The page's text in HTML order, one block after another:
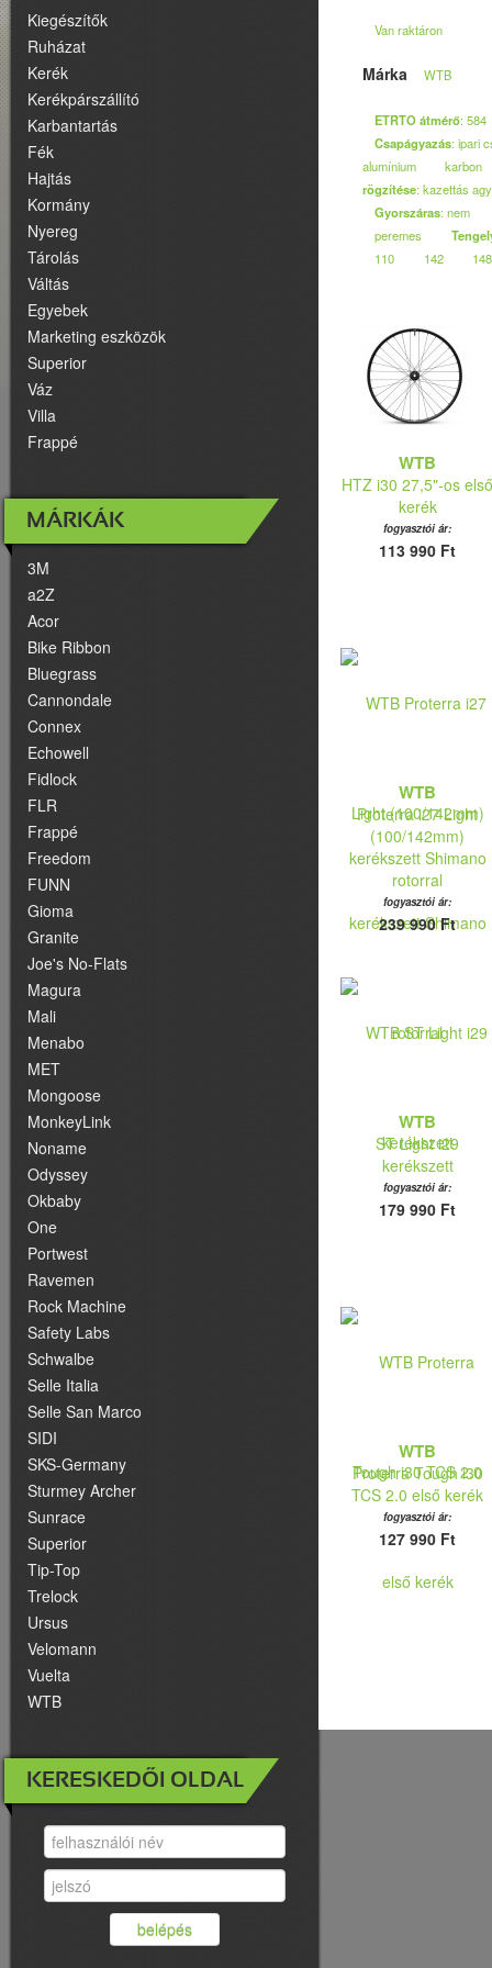
Kiegészítők
Ruházat
Kerék
Kerékpárszállító
Karbantartás
Fék
Hajtás
Kormány
Nyereg
Tárolás
Váltás
Egyebek
Marketing eszközök
Superior
Váz
Villa
Frappé
MÁRKÁK
3M
a2Z
Acor
Bike Ribbon
Bluegrass
Cannondale
Connex
Echowell
Fidlock
FLR
Frappé
Freedom
FUNN
Gioma
Granite
Joe's No-Flats
Magura
Mali
Menabo
MET
Mongoose
MonkeyLink
Noname
Odyssey
Okbaby
One
Portwest
Ravemen
Rock Machine
Safety Labs
Schwalbe
Selle Italia
Selle San Marco
SIDI
SKS-Germany
Sturmey Archer
Sunrace
Superior
Tip-Top
Trelock
Ursus
Velomann
Vuelta
WTB
KERESKEDŐI OLDAL
belépés
Van raktáron
Márka WTB
ETRTO átmérő: 584
Csapágyazás: ipari
alumínium
karbon
rögzítése: kazettás
Gyorszáras: nem
peremes
110
142 148
WTB
HTZ i30 27,5"-os első
kerék
fogyasztói ár:
113 990 Ft
WTB
Proterra i27 Light
(100/142mm)
kerékszett Shimano
rotorral
fogyasztói ár:
239 990 Ft
WTB
ST Light i29
kerékszett
fogyasztói ár:
179 990 Ft
WTB
Proterra Tough i30
TCS 2.0 első kerék
fogyasztói ár:
127 990 Ft